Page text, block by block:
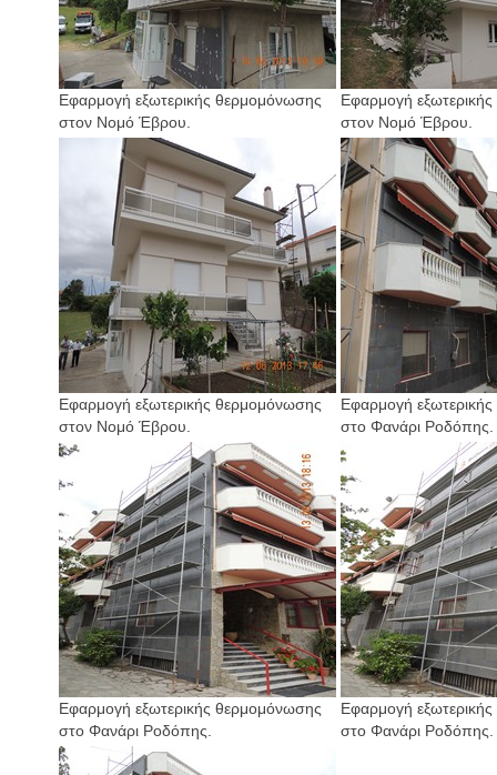
Εφαρμογή εξωτερικής θερμομόνωσης
στον Νομό Έβρου.
Εφαρμογή
στον Νομό Έβρου.
Εφαρμογή εξωτερικής θερμομόνωσης
στον Νομό Έβρου.
Εφαρμογή
στο Φανάρι Ροδόπης.
Εφαρμογή εξωτερικής θερμομόνωσης
στο Φανάρι Ροδόπης.
Εφαρμογή
στο Φανάρι Ροδόπης.